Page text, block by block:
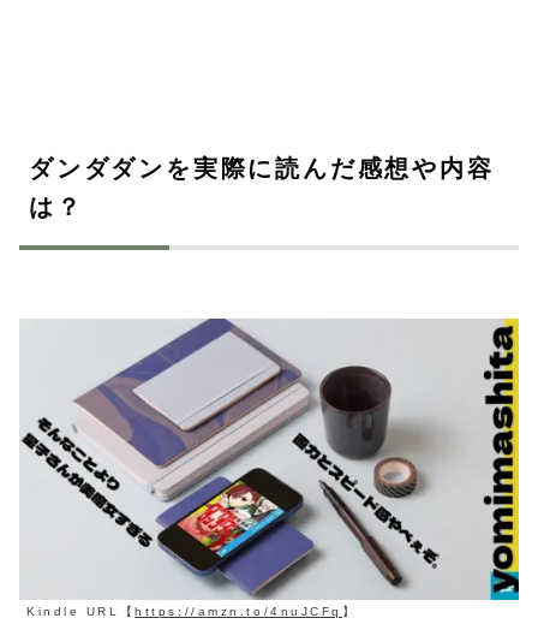
ダンダダンを実際に読んだ感想や内容
は？
Kindle URL【https://amzn.to/4nuJCFq 】